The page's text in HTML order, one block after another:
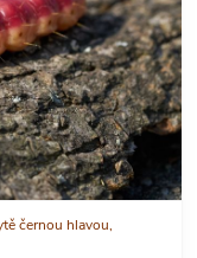
černou hlavou,